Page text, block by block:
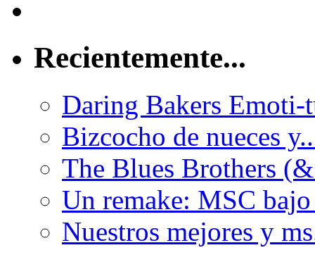
Recientemente...
Daring Bakers Emoti-
Bizcocho de nueces
The Blues Brothers
Un remake: MSC
Nuestros mejores y